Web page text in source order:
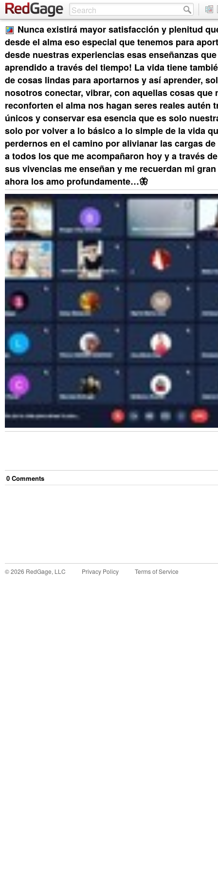
Nunca existirá mayor satisfacción y plenitud
desde el alma eso especial que tenemos para
desde nuestras experiencias esas enseñanzas
aprendido a través del tiempo! La vida tiene
de cosas lindas para aportarnos y así aprender,
nosotros conectar, vibrar, con aquellas cosas que
reconforten el alma nos hagan seres reales autén
únicos y conservar esa esencia que es solo
solo por volver a lo básico a lo simple de la vida
perdernos en el camino por alivianar las cargas
a todos los que me acompañaron hoy y a través
sus vivencias me enseñan y me recuerdan mi
ahora los amo profundamente…🦋
0 Comments
©2026 RedGage, LLC Privacy Policy Terms of Service